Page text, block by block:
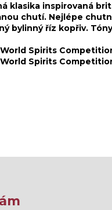
klasika inspirovaná
chutí. Nejlépe
bylinný říz kopřiv.
Spirits
Spirits